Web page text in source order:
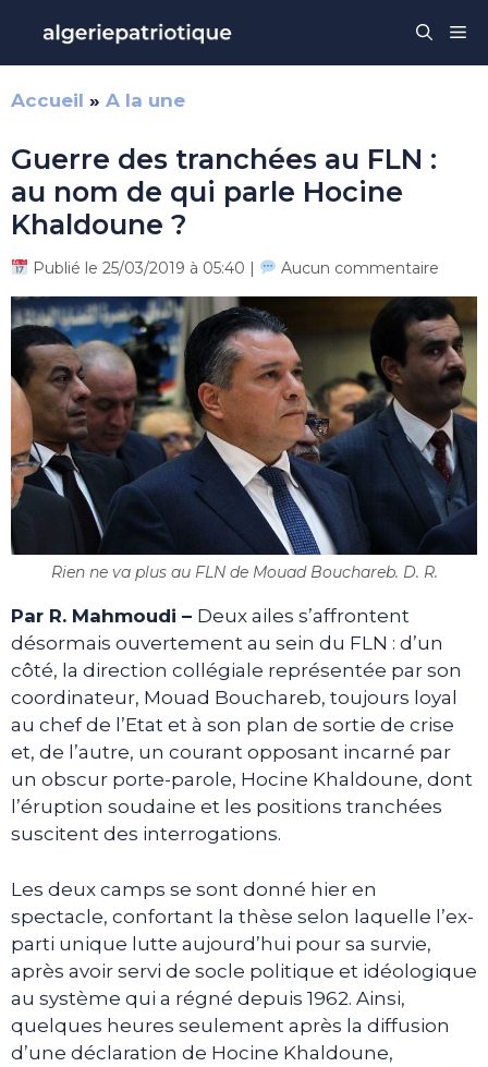
contenu
Accueil » A la une
Guerre des tranchées au FLN :
au nom de qui parle Hocine
Khaldoune ?
Publié le 25/03/2019 à 05:40 | Aucun commentaire
Rien ne va plus au FLN de Mouad Bouchareb. D. R.
Par R. Mahmoudi – Deux ailes s’affrontent
désormais ouvertement au sein du FLN : d’un
côté, la direction collégiale représentée par son
coordinateur, Mouad Bouchareb, toujours loyal
au chef de l’Etat et à son plan de sortie de crise
et, de l’autre, un courant opposant incarné par
un obscur porte-parole, Hocine Khaldoune, dont
l’éruption soudaine et les positions tranchées
suscitent des interrogations.
Les deux camps se sont donné hier en
spectacle, confortant la thèse selon laquelle l’ex-
parti unique lutte aujourd’hui pour sa survie,
après avoir servi de socle politique et idéologique
au système qui a régné depuis 1962. Ainsi,
quelques heures seulement après la diffusion
d’une déclaration de Hocine Khaldoune,